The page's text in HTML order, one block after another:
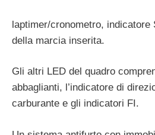
laptimer/cronometro, indicatore
della marcia inserita.
Gli altri LED del quadro
abbaglianti, l’indicatore di
carburante e gli indicatori FI.